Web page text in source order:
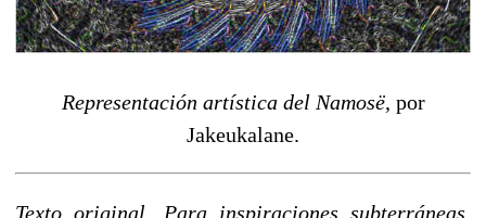
Representación artística del Namosë, por
Jakeukalane.
Texto original. Para inspiraciones subterráneas,